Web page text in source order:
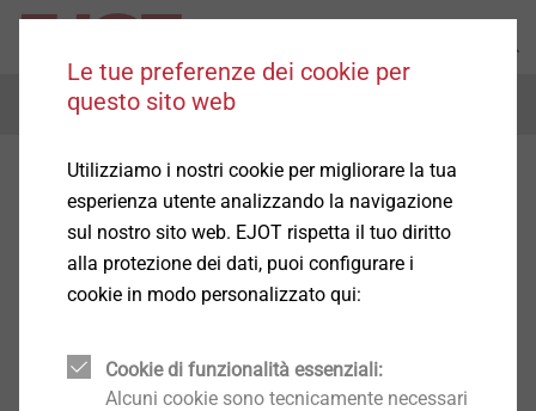
Menu
Le tue preferenze dei cookie per
questo sito web
Utilizziamo i nostri cookie per migliorare la tua
esperienza utente analizzando la navigazione
sul nostro sito web. EJOT rispetta il tuo diritto
alla protezione dei dati, puoi configurare i
cookie in modo personalizzato qui:
Cookie di funzionalità essenziali:
Alcuni cookie sono tecnicamente necessari